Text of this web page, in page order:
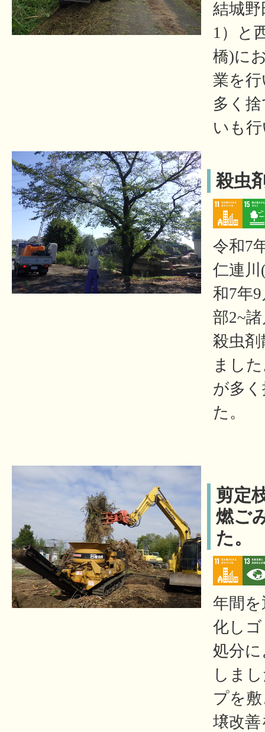
結城野
1）と
橋)に
業を
多く
いも
殺虫
令和7
仁連川
和7年
部2~
殺虫
まし
が多
た。
剪定
燃ご
た。
年間
化し
処分に
しま
プを
壌改